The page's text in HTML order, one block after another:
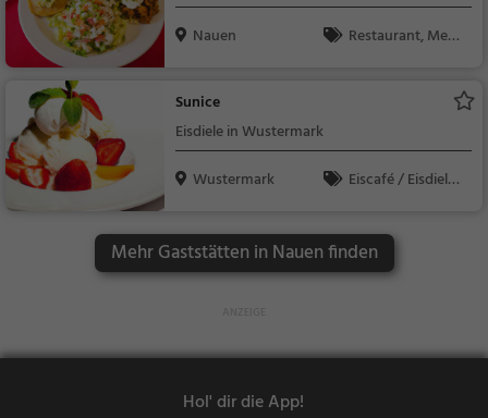
Nauen
Restaurant, Mexi
Sunice
Eisdiele in Wustermark
Wustermark
Eiscafé / Eisdiele,
Mehr Gaststätten in Nauen finden
Hol' dir die App!